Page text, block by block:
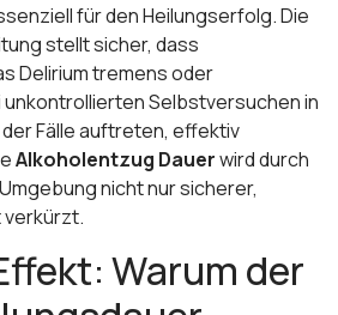
für den Heilungserfolg. Die
stellt sicher, dass
Delirium tremens oder
unkontrollierten Selbstversuchen in
Fälle auftreten, effektiv
Alkoholentzug Dauerwird durch
nicht nur sicherer,
Warum der